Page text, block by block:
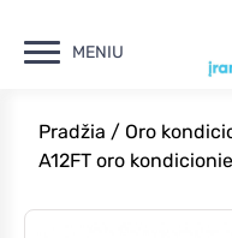
MENIU
Pradžia / Oro
A12FT oro